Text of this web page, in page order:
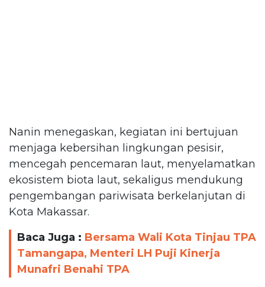
Nanin menegaskan, kegiatan ini bertujuan
menjaga kebersihan lingkungan pesisir,
mencegah pencemaran laut, menyelamatkan
ekosistem biota laut, sekaligus mendukung
pengembangan pariwisata berkelanjutan di
Kota Makassar.
Baca Juga : Bersama Wali Kota Tinjau TPA
Tamangapa, Menteri LH Puji Kinerja
Munafri Benahi TPA